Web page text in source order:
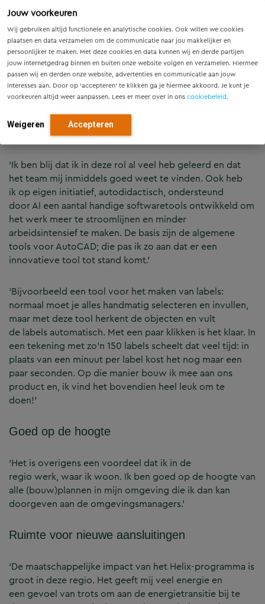
Jouw voorkeuren
Wij gebruiken altijd functionele en analytische cookies. Ook willen we cookies
plaatsen en data verzamelen om de communicatie naar jou makkelijker en
persoonlijker te maken. Met deze cookies en data kunnen wij en derde partijen
jouw internetgedrag binnen en buiten onze website volgen en verzamelen. Hiermee
passen wij en derden onze website, advertenties en communicatie aan jouw
interesses aan. Door op ‘accepteren’ te klikken ga je hiermee akkoord. Je kunt je
voorkeuren altijd weer aanpassen. Lees er meer over in ons cookiebeleid.
Weigeren Accepteren
leren. Ik kan nu echt mijn steentje
bijdragen aan de energietransitie en word
erg gewaardeerd door mijn collega’s. Het
voelt een beetje als ‘thuiskomen’.
AI-tools
‘Ik ben blij dat ik in deze rol al veel heb geleerd en dat
het team mij inmiddels goed weet te vinden. Ook heb
ik op eigen initiatief, autodidactisch, ondersteund
door AI een aantal handige softwaretools ontwikkeld om
het werk meer te stroomlijnen en minder
arbeidsintensief te maken. De basis zijn de algemene
tools voor AutoCAD; die pas ik zo aan dat er een
innovatieve tool tot stand komt.’
‘Bijvoorbeeld een tool voor het maken van labels:
normaal moet je alles handmatig selecteren en invullen,
maar met deze tool herkent de objecten en vult
de labels automatisch. Met een paar klikken is het klaar. In
een tekening met zo’n 150 labels scheelt dat veel tijd: in
plaats van een minuut per label kost het nog maar een
paar seconden. Op die manier bouw ik mee aan ons
product en, ik vind het bovendien heel leuk om te
doen!’
Goed op de hoogte
‘Het is overigens een voordeel dat ik in de
regio werk, waar ik woon. Ik ben goed op de hoogte van
alle (bouw)plannen in mijn omgeving die ik dan kan
doorgeven aan de omgevingsmanagers.’
Ruimte voor nieuwe aansluitingen
‘De maatschappelijke impact van het Helix-programma is
groot in deze regio. Het geeft mij veel energie en
een gevoel van trots om aan de energietransitie bij te